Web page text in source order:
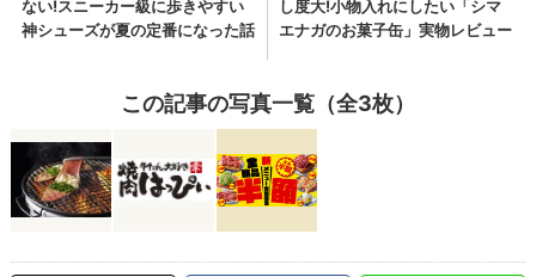
この記事の写真一覧（全3枚）